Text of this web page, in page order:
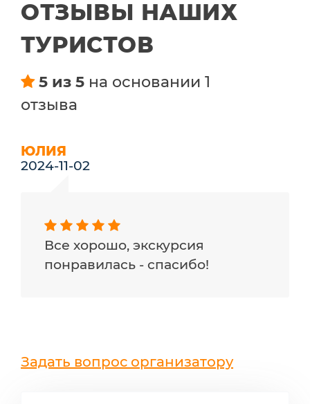
ОТЗЫВЫ НАШИХ
ТУРИСТОВ
5 из 5 на основании 1
отзыва
ЮЛИЯ
2024-11-02
Все хорошо, экскурсия
понравилась - спасибо!
Задать вопрос организатору